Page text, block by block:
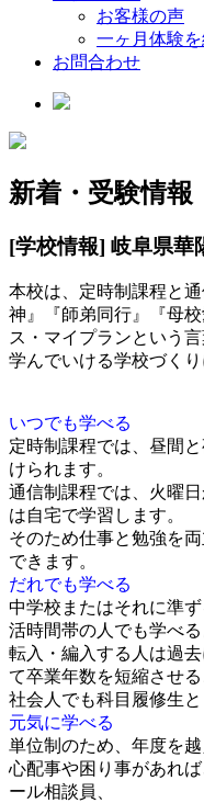
お客様の声
一ヶ月体験
お問合わせ
新着・受験情報
[学校情報] 岐阜県華
本校は、定時制課程と
神』『師弟同行』『母
ス・マイプランという
学んでいける学校づくり
いつでも学べる
定時制課程では、昼間
けられます。
通信制課程では、火曜
は自宅で学習します。
そのため仕事と勉強を
できます。
だれでも学べる
中学校またはそれに準
活時間帯の人でも学べる
転入・編入する人は過
て卒業年数を短縮させる
社会人でも科目履修生
元気に学べる
単位制のため、年度を越
心配事や困り事があれ
ール相談員、